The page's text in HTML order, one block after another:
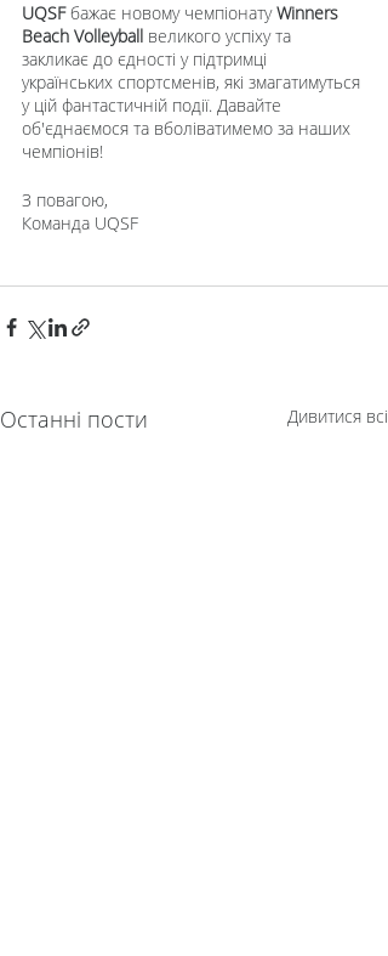
UQSF бажає новому чемпіонату Winners
Beach Volleyball великого успіху та
закликає до єдності у підтримці
українських спортсменів, які змагатимуться
у цій фантастичній події. Давайте
об'єднаємося та вболіватимемо за наших
чемпіонів!
З повагою,
Команда UQSF
Останні пости Дивитися всі